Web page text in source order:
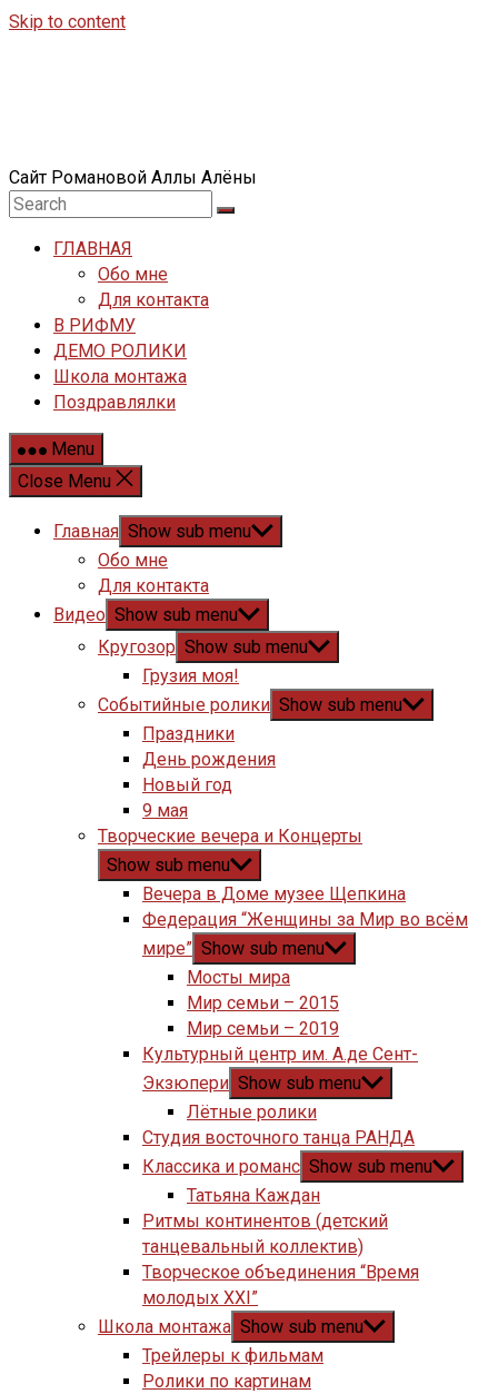
Skip to content
Сайт Романовой Аллы Алёны
ГЛАВНАЯ
Обо мне
Для контакта
В РИФМУ
ДЕМО РОЛИКИ
Школа монтажа
Поздравлялки
Menu
Close Menu
Главная Show sub menu
Обо мне
Для контакта
Видео Show sub menu
Кругозор Show sub menu
Грузия моя!
Событийные ролики Show sub menu
Праздники
День рождения
Новый год
9 мая
Творческие вечера и Концерты
Show sub menu
Вечера в Доме музее Щепкина
Федерация “Женщины за Мир во всём
мире” Show sub menu
Мосты мира
Мир семьи – 2015
Мир семьи – 2019
Культурный центр им. А.де Сент-
Экзюпери Show sub menu
Лётные ролики
Студия восточного танца РАНДА
Классика и романс Show sub menu
Татьяна Каждан
Ритмы континентов (детский
танцевальный коллектив)
Творческое объединения “Время
молодых XXI”
Школа монтажа Show sub menu
Трейлеры к фильмам
Ролики по картинам